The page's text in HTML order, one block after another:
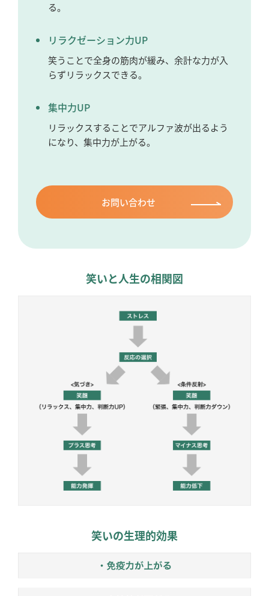
る。
リラクゼーション力UP
笑うことで全身の筋肉が緩み、余計な力が入
らずリラックスできる。
集中力UP
リラックスすることでアルファ波が出るよう
になり、集中力が上がる。
お問い合わせ
笑いと人生の相関図
笑いの生理的効果